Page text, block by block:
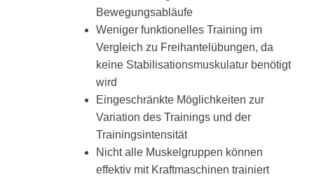
Bewegungsabläufe
Weniger funktionelles Training im
Vergleich zu Freihantelübungen, da
keine Stabilisationsmuskulatur benötigt
wird
Eingeschränkte Möglichkeiten zur
Variation des Trainings und der
Trainingsintensität
Nicht alle Muskelgruppen können
effektiv mit Kraftmaschinen trainiert